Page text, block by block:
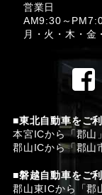
営業日
AM9:30～
月・火・木・金
■東北自動車をご
本宮ICから「郡山
郡山ICから「郡山
■磐越自動車をご
郡山東ICから「郡